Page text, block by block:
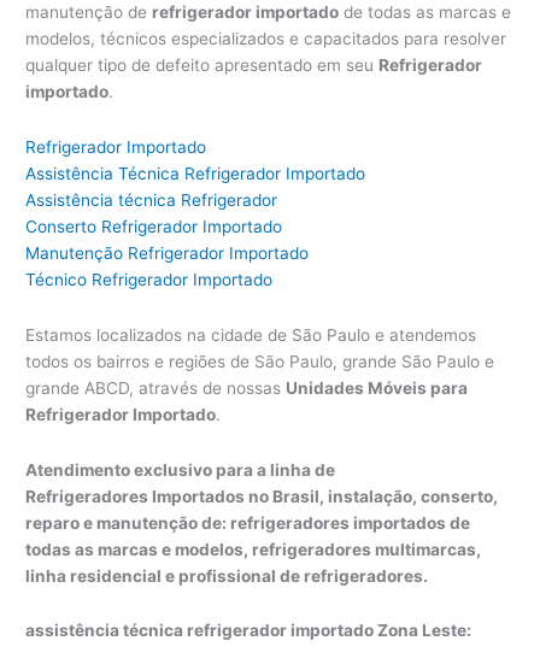
manutenção de refrigerador importado de todas as marcas e
modelos, técnicos especializados e capacitados para resolver
qualquer tipo de defeito apresentado em seu Refrigerador
importado.
Refrigerador Importado
Assistência Técnica Refrigerador Importado
Assistência técnica Refrigerador
Conserto Refrigerador Importado
Manutenção Refrigerador Importado
Técnico Refrigerador Importado
Estamos localizados na cidade de São Paulo e atendemos
todos os bairros e regiões de São Paulo, grande São Paulo e
grande ABCD, através de nossas Unidades Móveis para
Refrigerador Importado.
Atendimento exclusivo para a linha de
Refrigeradores Importados no Brasil, instalação, conserto,
reparo e manutenção de: refrigeradores importados de
todas as marcas e modelos, refrigeradores multimarcas,
linha residencial e profissional de refrigeradores.
assistência técnica refrigerador importado Zona Leste: